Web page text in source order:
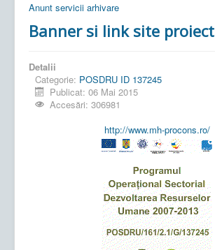
Anunt servicii arhivare
Banner si link site proiect
Detalii
Categorie: POSDRU ID 137245
Publicat: 06 Mai 2015
Accesări: 306981
http://www.mh-procons.ro/